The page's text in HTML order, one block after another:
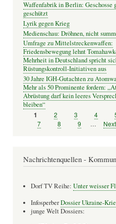
Waffenfabrik in Berlin: Geschosse
geschützt
Lyrik gegen Krieg
Medienschau: Dröhnen, nicht
Umfrage zu Mittelstreckenwaffen:
Friedensbewegung lehnt
Mehrheit in Deutschland spricht
Rüstungskontroll-Initiativen aus
30 Jahre IGH-Gutachten zu
Mehr als 50 Prominente fordern:
Abrüstung darf kein leeres
bleiben“
Seitennummerierung
Seite
1 Seite
2 Seite
3 Seite
4
Seite
7 Seite
8 Seite
9 … Next
Nachrichtenquellen -
Dorf TV Reihe: Unter weisser
InfosperberDossier Ukraine-
junge Welt Dossiers: